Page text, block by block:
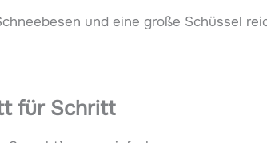
und eine große Schüssel
für Schritt